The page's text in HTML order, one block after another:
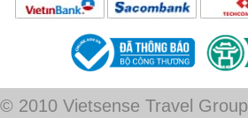
© 2010 Vietsense Travel Group